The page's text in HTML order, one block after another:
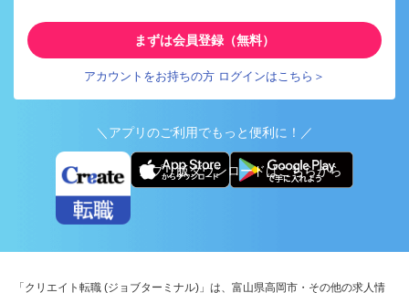
まずは会員登録（無料）
アカウントをお持ちの方 ログインはこちら＞
＼アプリのご利用でもっと便利に！／
アプリ版ダウンロードはこちらから
「クリエイト転職 (ジョブターミナル)」は、富山県高岡市・その他の求人情